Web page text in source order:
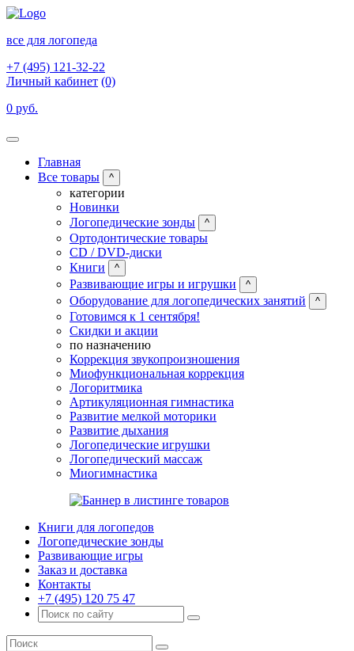
все для логопеда
+7 (495) 121-32-22
Личный кабинет (0)
0 руб.
Главная
Все товары
^
категории
Новинки
Логопедические зонды
^
Ортодонтические товары
CD / DVD-диски
Книги
^
Развивающие игры и игрушки ^
Оборудование для логопедических занятий ^
Готовимся к 1 сентября!
Скидки и акции
по назначению
Коррекция звукопроизношения
Миофункциональная коррекция
Логоритмика
Артикуляционная гимнастика
Развитие мелкой моторики
Развитие дыхания
Логопедические игрушки
Логопедический массаж
Миогимнастика
Книги для логопедов
Логопедические зонды
Развивающие игры
Заказ и доставка
Контакты
+7 (495) 120 75 47